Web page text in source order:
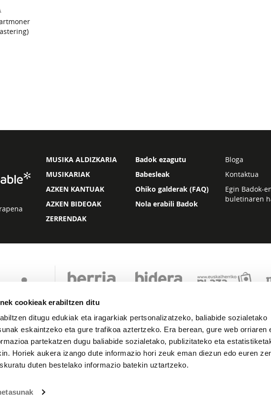
cookieak erabiltzen ditu
ditugu edukiak eta iragarkiak pertsonalizatzeko, baliabide sozialetako
eskaintzeko eta gure trafikoa aztertzeko. Era berean, gure web orriaren
partekatzen dugu baliabide sozialetako, publizitateko eta
Horiek aukera izango dute informazio hori zeuk eman diezun edo euren
duten bestelako informazio batekin uztartzeko.
MUSIKA ALDIZKARIA
MUSIKARIAK
AZKEN KANTUAK
AZKEN BIDEOAK
ZERRENDAK
Badok ezagutu
Babesleak
Ohiko galderak (FAQ)
Nola erabili Badok
Bloga
Kontaktua
Egin Badok-
buletinaren
Lege oharra Pribatutasuna Cookie politika